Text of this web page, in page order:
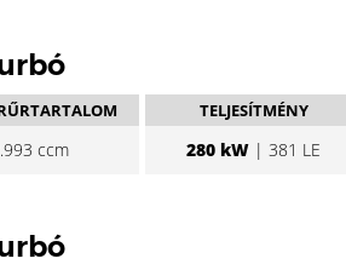
ccm
TELJESÍTMÉNY
280 kW | 381 LE